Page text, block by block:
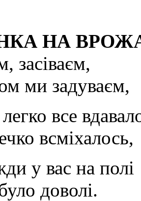
НА
засіваєм,
ми задуваєм,
все
всміхалось,
у вас на полі
доволі.